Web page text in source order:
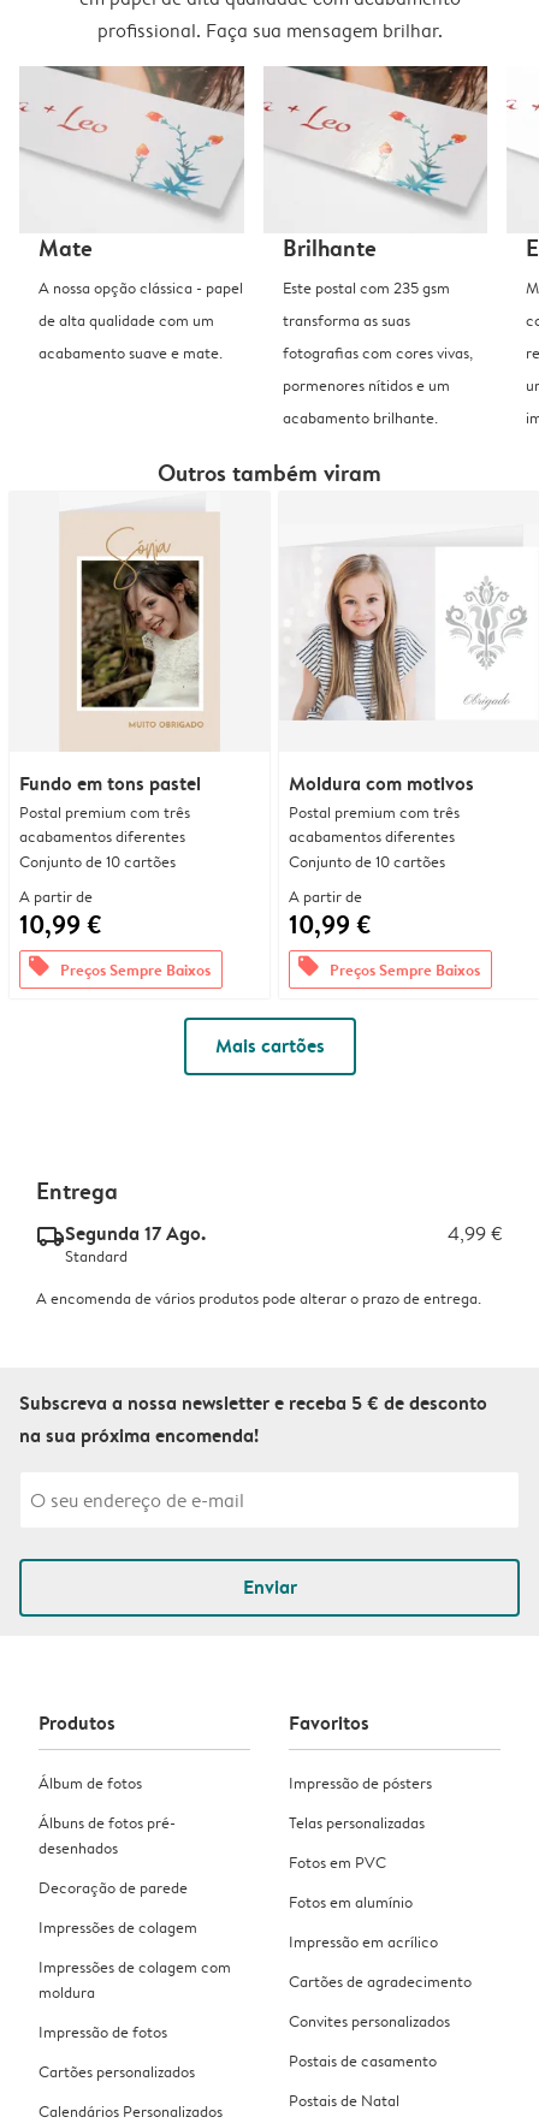
profissional. Faça sua mensagem brilhar.
Mate
A nossa opção clássica - papel
de alta qualidade com um
acabamento suave e mate.
Brilhante
Este postal com 235 gsm
transforma as suas
fotografias com cores vivas,
pormenores nítidos e um
acabamento brilhante.
Outros também viram
Fundo em tons pastel
Postal premium com três
acabamentos diferentes
Conjunto de 10 cartões
A partir de
10,99 €
offers Preços Sempre Baixos
Moldura com motivos
Postal premium com três
acabamentos diferentes
Conjunto de 10 cartões
A partir de
10,99 €
offers Preços Sempre Baixos
Mais cartões
Entrega
delivery_standard_v2Segunda 17 Ago. 4,99 €
Standard
A encomenda de vários produtos pode alterar o prazo de entrega.
Subscreva a nossa newsletter e receba 5 € de desconto
na sua próxima encomenda!
Enviar
Produtos
Álbum de fotos
Álbuns de fotos pré-
desenhados
Decoração de parede
Impressões de colagem
Impressões de colagem com
moldura
Impressão de fotos
Cartões personalizados
Calendários Personalizados
Favoritos
Impressão de pósters
Telas personalizadas
Fotos em PVC
Fotos em alumínio
Impressão em acrílico
Cartões de agradecimento
Convites personalizados
Postais de casamento
Postais de Natal